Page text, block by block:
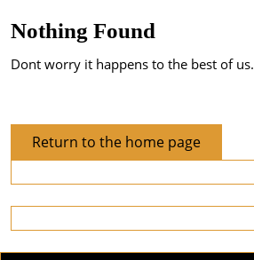
Nothing Found
Dont worry it happens to the best of us.
Return to the home pageReturn
to
the
home
page